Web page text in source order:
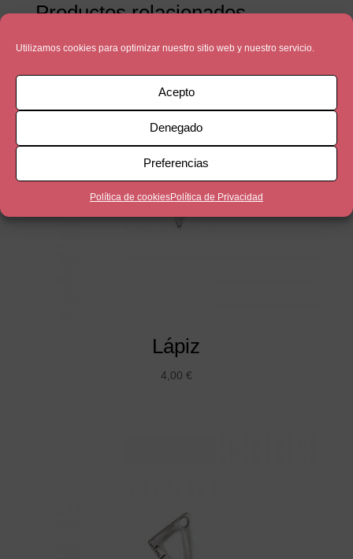
Utilizamos cookies para optimizar nuestro sitio web y nuestro servicio.
Acepto
Denegado
Preferencias
Política de cookiesPolítica de Privacidad
Productos relacionados
Lápiz
4,00 €